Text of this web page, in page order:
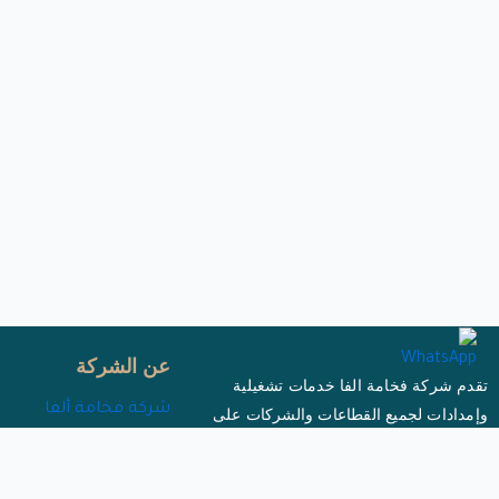
تقدم شركة فخامة الفا خدمات تشغيلية
وإمدادات لجميع القطاعات والشركات على
عن الشركة
شركة فخامة ألفا